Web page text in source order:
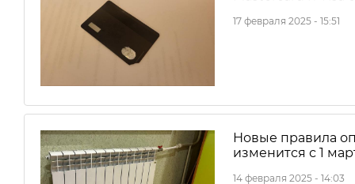
17 февраля 2025 - 15:51
Новые правила
изменится с 1
14 февраля 2025 - 14:03